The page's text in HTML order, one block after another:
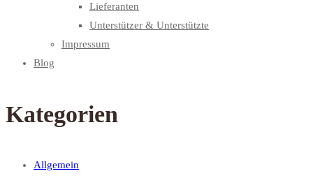
Lieferanten
Unterstützer & Unterstützte
Impressum
Blog
Kategorien
Allgemein